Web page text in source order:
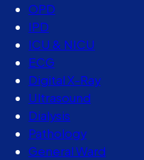
OPD
IPD
ICU & NICU
ECG
Digital X-Ray
Ultrasound
Dialysis
Pathology
General Ward